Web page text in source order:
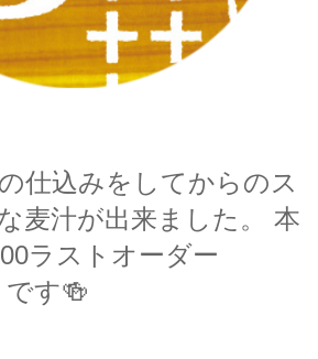
仕込みをしてからのス
麦汁が出来ました。 本
ラストオーダー
です🍻